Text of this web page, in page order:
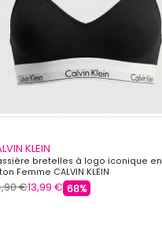
KLEIN
bretelles à logo iconique en
Femme CALVIN KLEIN
€13,99 € 68%